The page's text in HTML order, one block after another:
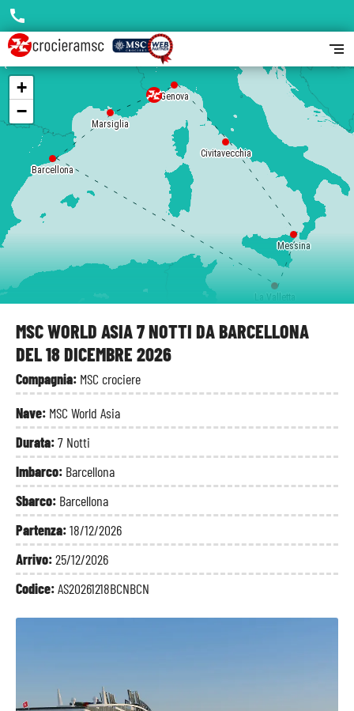
MSC WORLD ASIA 7 NOTTI DA BARCELLONA
DEL 18 DICEMBRE 2026
Compagnia: MSC crociere
Nave: MSC World Asia
Durata:7 Notti
Imbarco: Barcellona
Sbarco: Barcellona
Partenza:18/12/2026
Arrivo:25/12/2026
Codice:AS20261218BCNBCN
Barcellona
Marsiglia
Genova
Civitavecchia
Messina
La Valletta
+
−
call
segment